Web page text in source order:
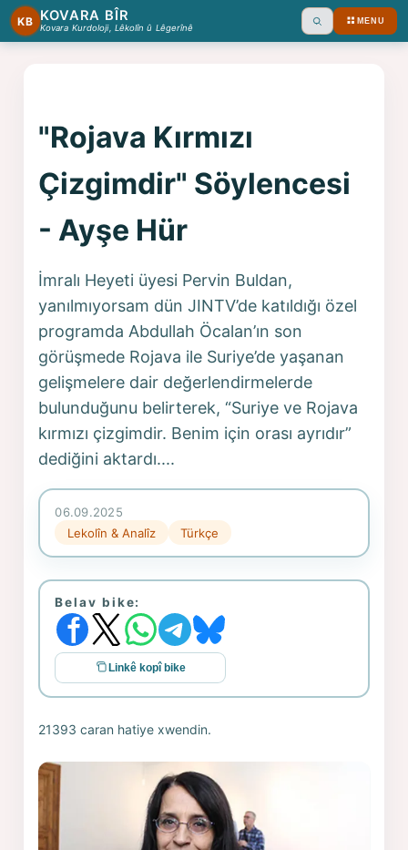
KB KOVARA BÎR
Kovara Kurdoloji, Lêkolîn û Lêgerînê Ara MENU
"Rojava Kırmızı
Çizgimdir" Söylencesi
- Ayşe Hür
İmralı Heyeti üyesi Pervin Buldan,
yanılmıyorsam dün JINTV’de katıldığı özel
programda Abdullah Öcalan’ın son
görüşmede Rojava ile Suriye’de yaşanan
gelişmelere dair değerlendirmelerde
bulunduğunu belirterek, “Suriye ve Rojava
kırmızı çizgimdir. Benim için orası ayrıdır”
dediğini aktardı....
06.09.2025
Lekolîn & Analîz
Türkçe
Belav bike:
Linkê kopî bike
21393 caran hatiye xwendin.